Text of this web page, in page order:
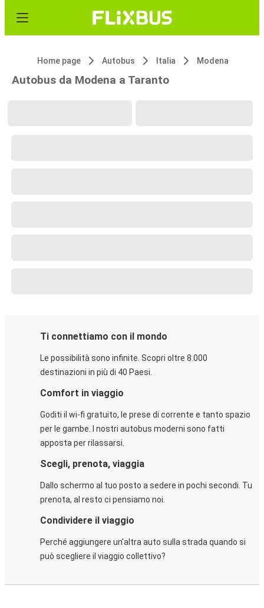
Home page Autobus Italia Modena
Autobus da Modena a Taranto
Ti connettiamo con il mondo
Le possibilità sono infinite. Scopri oltre 8.000
destinazioni in più di 40 Paesi.
Comfort in viaggio
Goditi il wi-fi gratuito, le prese di corrente e tanto spazio
per le gambe. I nostri autobus moderni sono fatti
apposta per rilassarsi.
Scegli, prenota, viaggia
Dallo schermo al tuo posto a sedere in pochi secondi. Tu
prenota, al resto ci pensiamo noi.
Condividere il viaggio
Perché aggiungere un'altra auto sulla strada quando si
può scegliere il viaggio collettivo?